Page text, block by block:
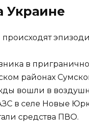
Украине
в
районах
вошли в
в селе Новые
средства ПВО.